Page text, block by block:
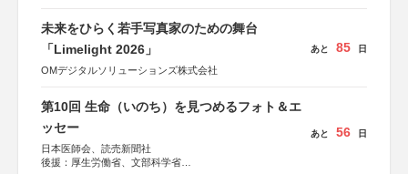
未来をひらく若手写真家のための舞台
「Limelight 2026」
OMデジタルソリューションズ株式会社
あと 85 日
第10回 生命（いのち）を見つめるフォト＆エ
ッセー
日本医師会、読売新聞社
後援：厚生労働省、文部科学省
あと 56 日